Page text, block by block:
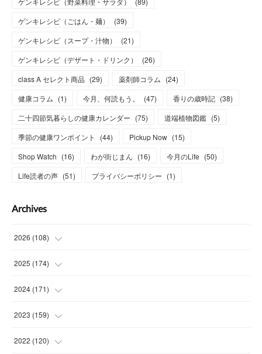
ゲンキレシピ（ごはん・麺）
(39)
ゲンキレシピ（スープ・汁物）
(21)
ゲンキレシピ（デザート・ドリンク）
(26)
class A セレクト商品 (29) 薬剤師コラム (24)
健康コラム (1) 今月、何読もう。 (47) 香りの歳時記 (38)
二十四節気暮らしの健康カレンダー (75) 道端植物図鑑 (5)
季節の健康ワンポイント
(44) Pickup Now (15)
Shop Watch (16) わが街じまん (16) 今月のLife (50)
Life読者の声 (51) プライバシーポリシー (1)
Archives
2026 (108)
(6)
(15
(15
(13
2025 (174)
(14
(14
(15
2024 (171)
(13
(13
2023 (159)
(14
2022 (120)